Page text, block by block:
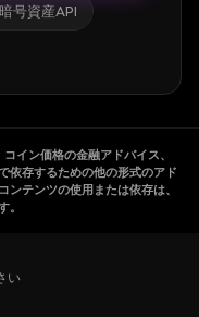
号資産API
イン価格の金融アドバイス、
依存するための他の形式のアド
テンツの使用または依存は、
。
い